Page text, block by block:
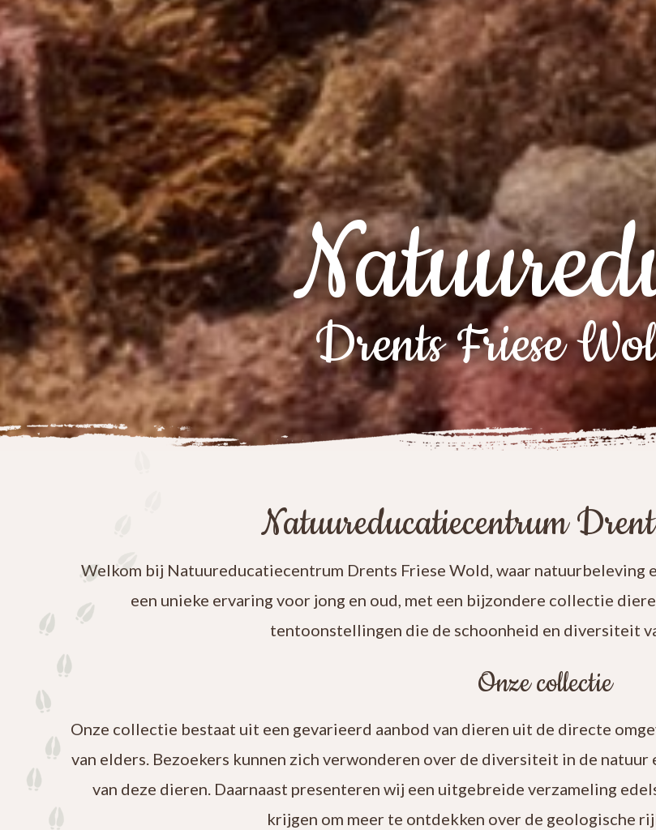
Drents Friese
Natuureducatiecentrum
Welkom bij Natuureducatiecentrum Drents Friese Wold, waar natuurbeleving
een unieke ervaring voor jong en oud, met een bijzondere collectie
tentoonstellingen die de schoonheid en diversiteit
Onze collectie
Onze collectie bestaat uit een gevarieerd aanbod van dieren uit de directe
van elders. Bezoekers kunnen zich verwonderen over de diversiteit in de
van deze dieren. Daarnaast presenteren wij een uitgebreide verzameling
krijgen om meer te ontdekken over de geologische